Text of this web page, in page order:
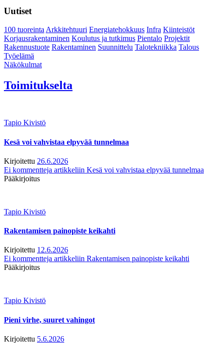
Uutiset
100 tuoreintaArkkitehtuuri Energiatehokkuus Infra Kiinteistöt
Korjausrakentaminen Koulutus ja tutkimus Pientalo Projektit
Rakennustuote Rakentaminen Suunnittelu Talotekniikka Talous
Työelämä
Näkökulmat
Toimitukselta
Tapio Kivistö
Kesä voi vahvistaa elpyvää tunnelmaa
Kirjoitettu 26.6.2026
Ei kommentteja artikkeliin Kesä voi vahvistaa elpyvää tunnelmaa
Pääkirjoitus
Tapio Kivistö
Rakentamisen painopiste keikahti
Kirjoitettu 12.6.2026
Ei kommentteja artikkeliin Rakentamisen painopiste keikahti
Pääkirjoitus
Tapio Kivistö
Pieni virhe, suuret vahingot
Kirjoitettu 5.6.2026